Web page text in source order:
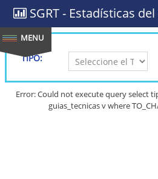
SGRT - Estadísticas
TIPO:
Error: Could not execute query select
guias_tecnicas v where